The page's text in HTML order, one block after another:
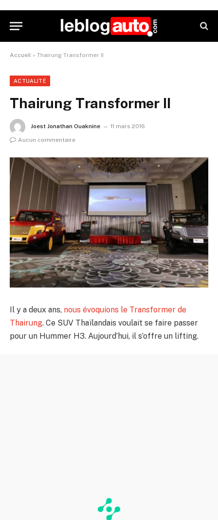
Accueil » Thairung Transformer II
ACTUALITÉ
Thairung Transformer II
Joest Jonathan Ouaknine
11 mars 2016
Aucun commentaire
Il y a deux ans, nous évoquions le Transformer de
Thairung. Ce SUV Thaïlandais voulait se faire passer
pour un Hummer H3. Aujourd’hui, il s’offre un lifting.